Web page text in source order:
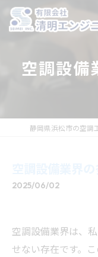
空調設備
2025/06/02
空調設備業界は、
せない存在です。